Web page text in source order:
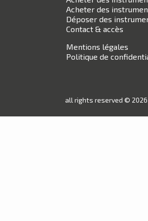
Acheter des
Déposer des
Contact & accès
Mentions légales
Politique de
all rights reserved ©